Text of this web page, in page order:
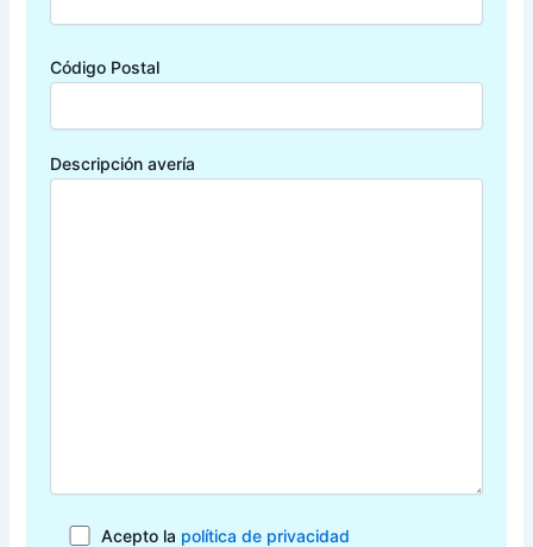
Código Postal
Descripción avería
Acepto la política de privacidad